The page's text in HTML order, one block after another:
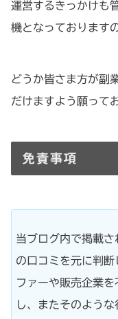
運営するきっかけも
機となっております
どうか皆さま方が副
だけますよう願って
免責事項
当ブログ内で掲載
の口コミを元に判
ファーや販売企業
し、またそのような